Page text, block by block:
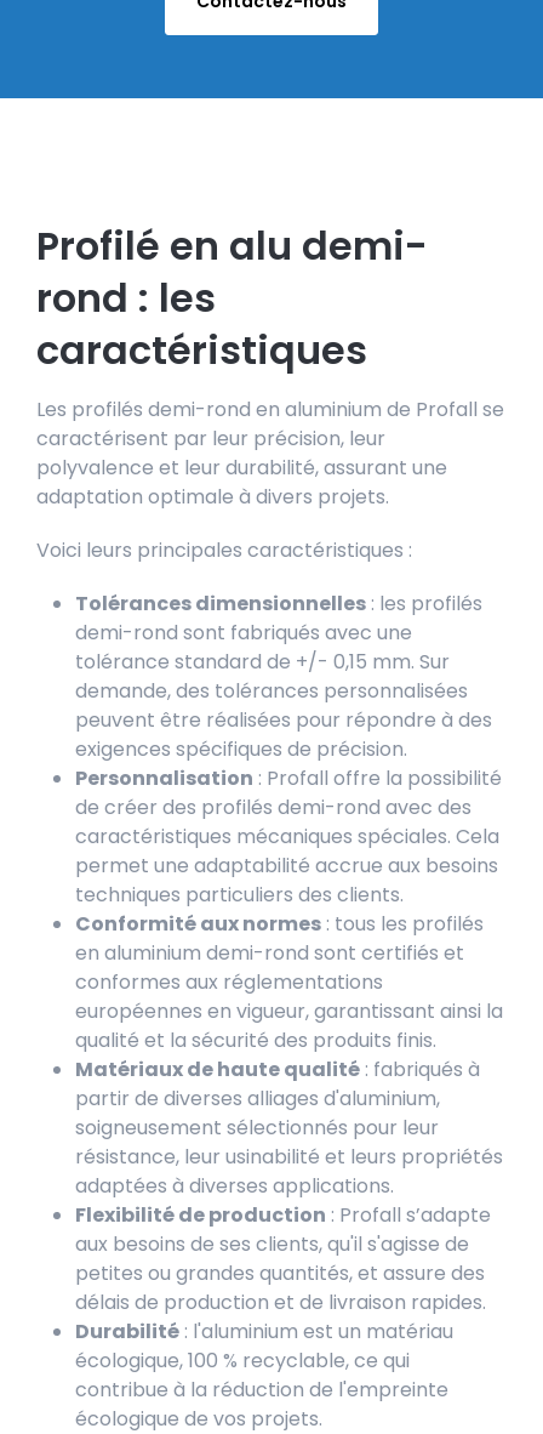
Profilé en alu demi-
rond : les
caractéristiques
Les profilés demi-rond en aluminium de Profall se
caractérisent par leur précision, leur
polyvalence et leur durabilité, assurant une
adaptation optimale à divers projets.
Voici leurs principales caractéristiques :
Tolérances dimensionnelles : les profilés
demi-rond sont fabriqués avec une
tolérance standard de +/- 0,15 mm. Sur
demande, des tolérances personnalisées
peuvent être réalisées pour répondre à des
exigences spécifiques de précision.
Personnalisation : Profall offre la possibilité
de créer des profilés demi-rond avec des
caractéristiques mécaniques spéciales. Cela
permet une adaptabilité accrue aux besoins
techniques particuliers des clients.
Conformité aux normes : tous les profilés
en aluminium demi-rond sont certifiés et
conformes aux réglementations
européennes en vigueur, garantissant ainsi la
qualité et la sécurité des produits finis.
Matériaux de haute qualité : fabriqués à
partir de diverses alliages d'aluminium,
soigneusement sélectionnés pour leur
résistance, leur usinabilité et leurs propriétés
adaptées à diverses applications.
Flexibilité de production : Profall s’adapte
aux besoins de ses clients, qu'il s'agisse de
petites ou grandes quantités, et assure des
délais de production et de livraison rapides.
Durabilité : l'aluminium est un matériau
écologique, 100 % recyclable, ce qui
contribue à la réduction de l'empreinte
écologique de vos projets.